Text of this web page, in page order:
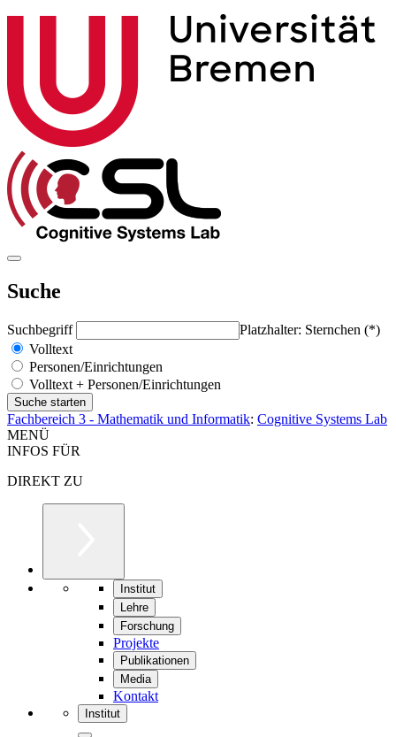
Suche
Suchbegriff
Platzhalter: Sternchen (*)
Volltext
Personen/Einrichtungen
Volltext + Personen/Einrichtungen
Fachbereich 3 - Mathematik und Informatik: Cognitive Systems Lab
MENÜ
INFOS FÜR
DIREKT ZU
Institut
Lehre
Forschung
Projekte
Publikationen
Media
Kontakt
Institut